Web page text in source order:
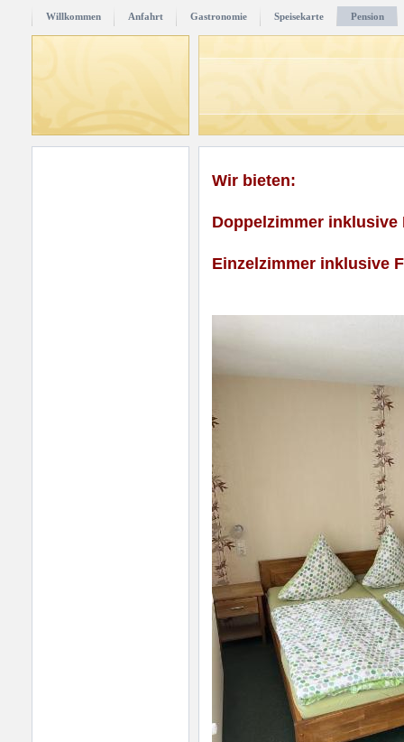
Willkommen Anfahrt Gastronomie Speisekarte Pension
Wir bieten:
Doppelzimmer inklusive
Einzelzimmer inklusive